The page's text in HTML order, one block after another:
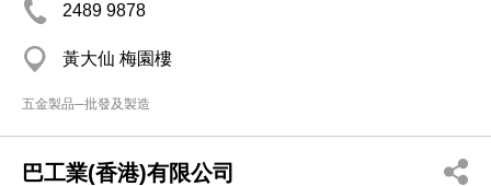
2489 9878
黃大仙 梅園樓
五金製品─批發及製造
巴工業(香港)有限公司